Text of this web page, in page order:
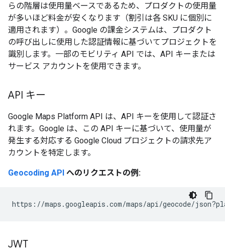
らの階層は使用量ベースであるため、プロダクトの使用量
が多いほど料金が安くなります（割引は各 SKU に個別に
適用されます）。Google の課金システムは、プロダクト
の呼び出しに使用した認証情報に基づいてプロジェクトを
識別します。一部のモビリティ API では、API キーまたは
サービス アカウントを使用できます。
API キー
Google Maps Platform API は、API キーを使用して認証さ
れます。Google は、この API キーに基づいて、使用量が
発生する対応する Google Cloud プロジェクトの請求先ア
カウントを特定します。
Geocoding API へのリクエストの例:
JWT